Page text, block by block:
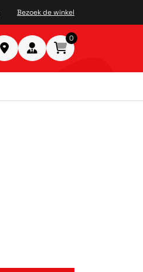
Bezoek de winkel
0